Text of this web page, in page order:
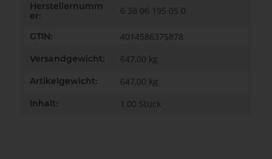
Herstellernumm
er:
6 38 06 195 05 0
GTIN: 4014586375878
Versandgewicht: 647,00 kg
Artikelgewicht: 647,00 kg
Inhalt: 1,00 Stück